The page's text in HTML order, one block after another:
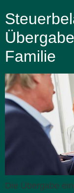
Familie
Die Übergabe